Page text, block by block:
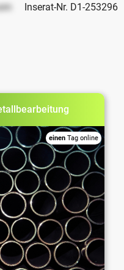
Inserat-Nr. D1-253296
einen Tag online